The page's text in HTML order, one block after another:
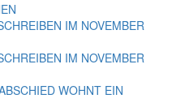
IM NOVEMBER
IM NOVEMBER
WOHNT EIN